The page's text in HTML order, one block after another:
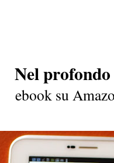
Nel
ebook su